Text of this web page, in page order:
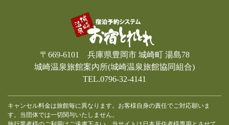
〒669-6101 兵庫県豊岡市 城崎町 湯島78
城崎温泉旅館案内所(城崎温泉旅館協同組合)
TEL.0796-32-4141
キャンセル料金は旅館毎に異なります。お客様自身の責任でご対応願いま
す。当団体では一切関与いたしません。